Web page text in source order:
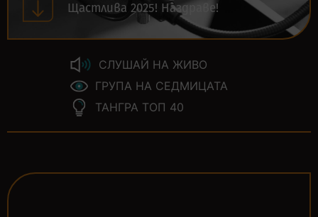
Щастлива 2025! Наздраве!
СЛУШАЙ НА ЖИВО
ГРУПА НА СЕДМИЦАТА
ТАНГРА ТОП 40